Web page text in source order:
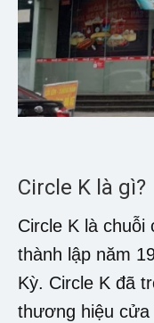
Circle K là gì?
Circle K là
thành lập năm
Kỳ. Circle K đã
thương hiệu